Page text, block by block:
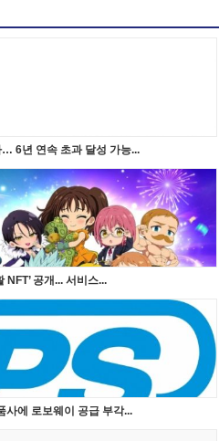
6년 연속 초과 달성 가능...
NFT’ 공개... 서비스...
사에 로보웨이 공급 부각...